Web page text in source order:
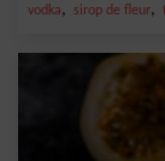
vodka, sirop de fleur,